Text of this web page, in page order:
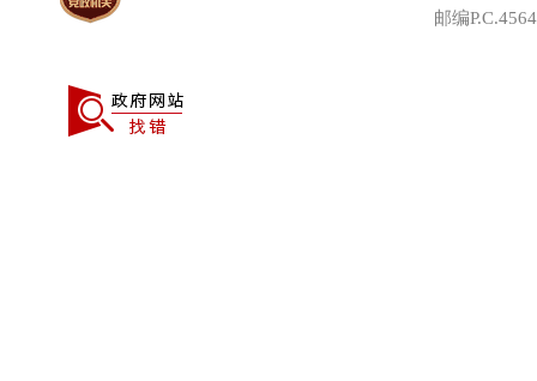
邮编